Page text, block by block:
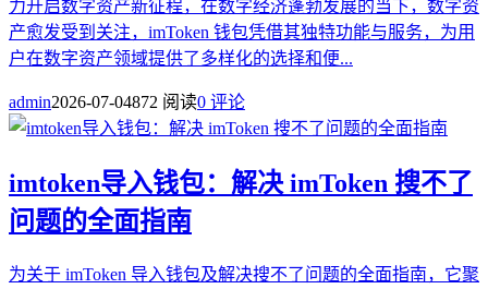
力开启数字资产新征程，在数字经济蓬勃发展的当下，数字资
产愈发受到关注，imToken 钱包凭借其独特功能与服务，为用
户在数字资产领域提供了多样化的选择和便...
admin2026-07-04872 阅读0 评论
imtoken导入钱包：解决 imToken 搜不了
问题的全面指南
为关于 imToken 导入钱包及解决搜不了问题的全面指南，它聚